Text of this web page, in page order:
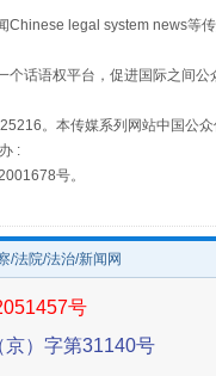
走走走！国
legal system news等
话语权平台，促进国际之间公
。本传媒系列网站中国公
:
号。
/法院/法治/新闻网
号
京）字第31140号